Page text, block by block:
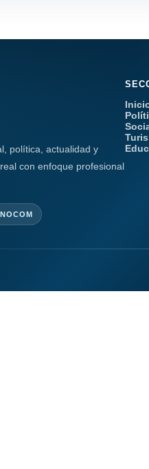
política, actualidad y
con enfoque profesional